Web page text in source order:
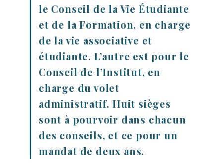
le Conseil de la Vie Étudiante
et de la Formation, en charge
de la vie associative et
étudiante. L’autre est pour le
Conseil de l’Institut, en
charge du volet
administratif. Huit sièges
sont à pourvoir dans chacun
des conseils, et ce pour un
mandat de deux ans.